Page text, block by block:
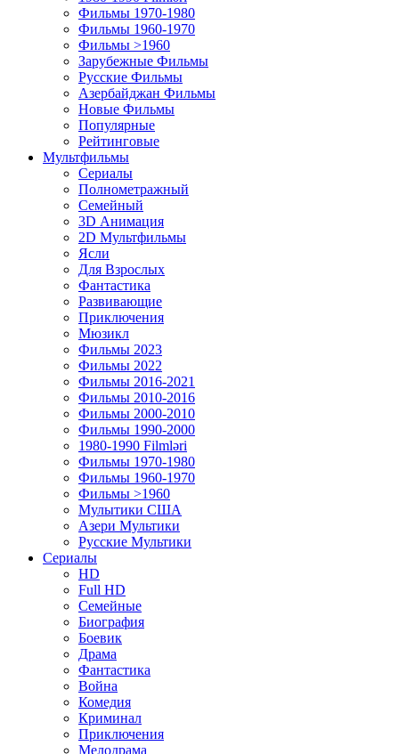
Фильмы 1970-1980
Фильмы 1960-1970
Фильмы >1960
Зарубежные Фильмы
Русские Фильмы
Азербайджан Фильмы
Новые Фильмы
Популярные
Рейтинговые
Мультфильмы
Сериалы
Полнометражный
Семейный
3D Анимация
2D Мультфильмы
Ясли
Для Взрослых
Фантастика
Развивающие
Приключения
Мюзикл
Фильмы 2023
Фильмы 2022
Фильмы 2016-2021
Фильмы 2010-2016
Фильмы 2000-2010
Фильмы 1990-2000
1980-1990 Filmləri
Фильмы 1970-1980
Фильмы 1960-1970
Фильмы >1960
Мулытики США
Азери Мультики
Русские Мультики
Сериалы
HD
Full HD
Семейные
Биография
Боевик
Драма
Фантастика
Война
Комедия
Криминал
Приключения
Мелодрама